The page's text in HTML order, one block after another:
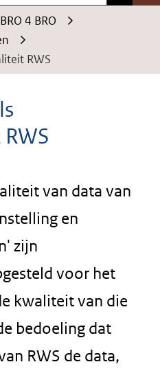
BRO 4 BRO
RWS
van data van
en
zijn
voor het
kwaliteit van die
bedoeling dat
RWS de data,